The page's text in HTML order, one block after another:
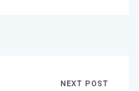
NEXT POST